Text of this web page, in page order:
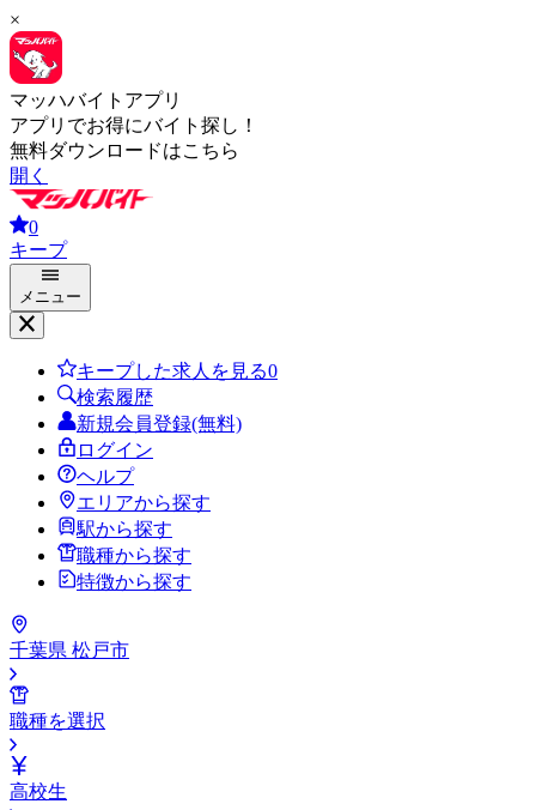
×
マッハバイトアプリ
アプリでお得にバイト探し！
無料ダウンロードはこちら
開く
0
キープ
メニュー
キープした求人を見る0
検索履歴
新規会員登録(無料)
ログイン
ヘルプ
エリアから探す
駅から探す
職種から探す
特徴から探す
千葉県 松戸市
職種を選択
高校生